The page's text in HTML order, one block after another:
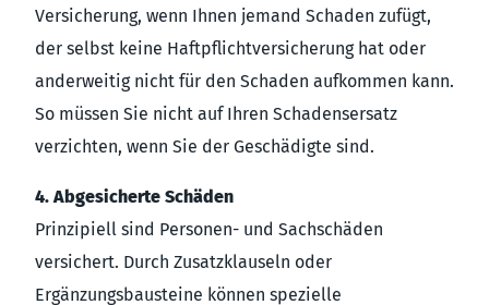
Versicherung, wenn Ihnen jemand Schaden zufügt,
der selbst keine Haftpflichtversicherung hat oder
anderweitig nicht für den Schaden aufkommen kann.
So müssen Sie nicht auf Ihren Schadensersatz
verzichten, wenn Sie der Geschädigte sind.
4. Abgesicherte Schäden
Prinzipiell sind Personen- und Sachschäden
versichert. Durch Zusatzklauseln oder
Ergänzungsbausteine können spezielle